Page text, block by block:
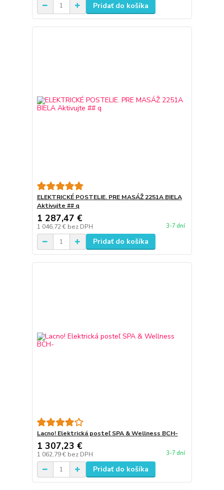
Pridať do košíka
ELEKTRICKÉ POSTELIE. PRE MASÁŽ 2251A BIELA
Aktivujte ## q
1 287,47 €
1 046,72 € bez DPH 3-7 dní
Pridať do košíka
Lacno! Elektrická posteľ SPA & Wellness BCH-
1 307,23 €
1 062,79 € bez DPH 3-7 dní
Pridať do košíka